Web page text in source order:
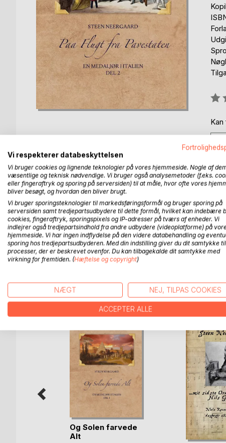
BESKRIVELSE
Idyllen i den danske kunstnerkoloni i Rom
udråbes. Da Garibaldi holder sit indtog i Rom,
Kunstnerne forsøger uden held at forlade
og eliminerer forhindringerne. Senere på året
og London.
FORFATTER PRESSEN
FLERE TITLER HOS
Og Solen farvede
Alt
Vi respekterer databeskyttelsen
Vi bruger cookies og lignende teknologier på vores hjemmeside. Nogle af
væsentlige og teknisk nødvendige. Vi bruger også analysemetoder (f.eks.
eller fingeraftryk og sporing på serversiden) til at måle, hvor ofte vores
bliver besøgt, og hvordan den bliver brugt.
Vi bruger sporingsteknologier til markedsføringsformål og bruger sporing på
serversiden samt tredjepartsudbydere til dette formål, hvilket kan indebære
cookies, fingeraftryk, sporingspixels og IP-adresser på tværs af enheder. Vi
indlejrer også tredjepartsindhold fra andre udbydere (videoplatforme) på
hjemmeside. Vi har ingen indflydelse på den videre databehandling og
sporing hos tredjepartsudbyderen. Med din indstilling giver du dit samtykke
processer, der er beskrevet ovenfor. Du kan tilbagekalde dit samtykke med
virkning for fremtiden. (Hæftelse og copyright)
NÆGT NEJ, TILPAS COOKIES
ACCEPTER ALLE